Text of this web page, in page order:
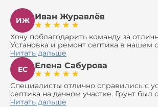
ИЖ Иван Журавлёв
Хочу поблагодарить команду за
Установка и ремонт септика в нашем
оказались сложной задачей, но ребята
все 100%. Всё сделали аккуратно и
Давали полезные рекомендации, не
навязать ничего лишнего, помогли с
доставкой материалов, что
сэкономить. Выполнили монтаж и
оборудования, заменили трубы,
Читать дальше
ЕС
Елена Сабурова
Специалисты отлично справились с
септика на дачном участке. Грунт
сделали быстро и аккуратно. Помогли
Читать дальше